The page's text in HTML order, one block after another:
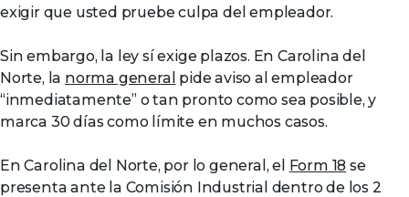
exigir que usted pruebe culpa del empleador.
Sin embargo, la ley sí exige plazos. En Carolina del
Norte, la norma general pide aviso al empleador
“inmediatamente” o tan pronto como sea posible, y
marca 30 días como límite en muchos casos.
En Carolina del Norte, por lo general, el Form 18 se
presenta ante la Comisión Industrial dentro de los 2